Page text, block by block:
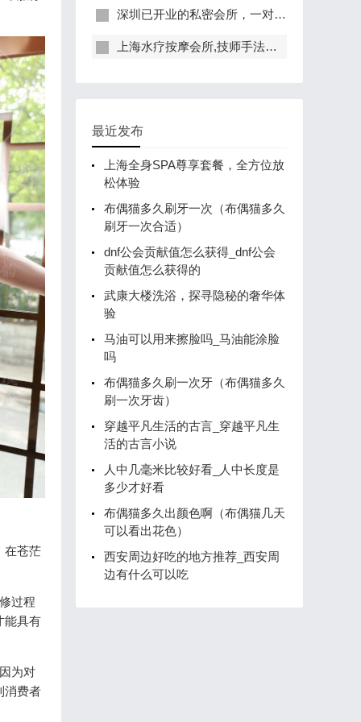
在苍茫
过程
能具有
为对
消费者
深圳已开业的私密会所，一对一服务，保证给你带来绝佳体验
上海水疗按摩会所,技师手法专业，休闲度假的好去处
最近发布
上海全身SPA尊享套餐，全方位放
松体验
布偶猫多久刷牙一次（布偶猫多久
刷牙一次合适）
dnf公会贡献值怎么获得_dnf公会
贡献值怎么获得的
武康大楼洗浴，探寻隐秘的奢华体
验
马油可以用来擦脸吗_马油能涂脸
吗
布偶猫多久刷一次牙（布偶猫多久
刷一次牙齿）
穿越平凡生活的古言_穿越平凡生
活的古言小说
人中几毫米比较好看_人中长度是
多少才好看
布偶猫多久出颜色啊（布偶猫几天
可以看出花色）
西安周边好吃的地方推荐_西安周
边有什么可以吃